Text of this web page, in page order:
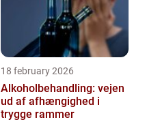
18 february 2026
Alkoholbehandling: vejen
ud af afhængighed i
trygge rammer